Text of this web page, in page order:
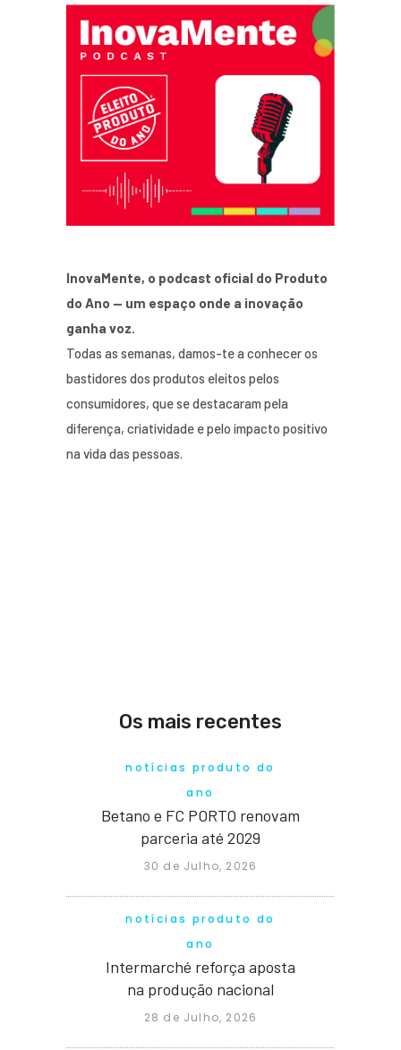
InovaMente, o podcast oficial do Produto
do Ano — um espaço onde a inovação
ganha voz.
Todas as semanas, damos-te a conhecer os
bastidores dos produtos eleitos pelos
consumidores, que se destacaram pela
diferença, criatividade e pelo impacto positivo
na vida das pessoas.
Os mais recentes
notícias produto do
ano
Betano e FC PORTO renovam
parceria até 2029
30 de Julho, 2026
notícias produto do
ano
Intermarché reforça aposta
na produção nacional
28 de Julho, 2026